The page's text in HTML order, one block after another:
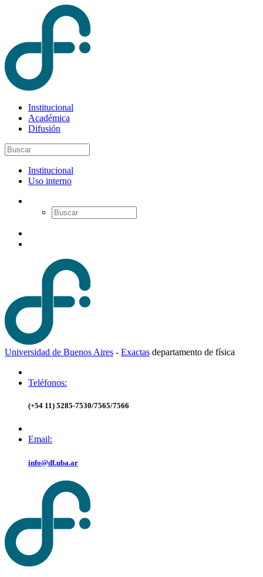
Institucional
Académica
Difusión
Institucional
Uso interno
Universidad de Buenos Aires - Exactas departamento de física
Teléfonos:
(+54 11) 5285-7530/7565/7566
Email:
info@df.uba.ar